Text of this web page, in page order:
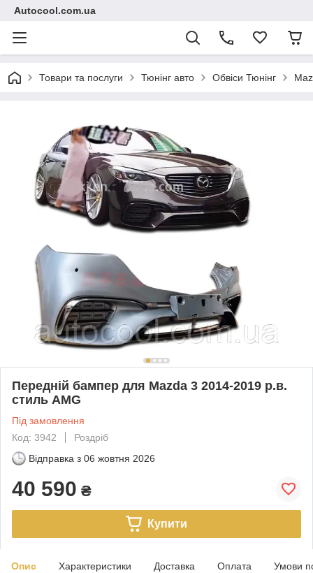
Autocool.com.ua
Товари та послуги Тюнінг авто Обвіси Тюнінг
Передній бампер для Mazda 3 2014-2019 р.в.
стиль AMG
Під замовлення
Код: 3942
Роздріб
Відправка з 06 жовтня 2026
40 590 ₴
Купити
Опис Характеристики Доставка Оплата Умови